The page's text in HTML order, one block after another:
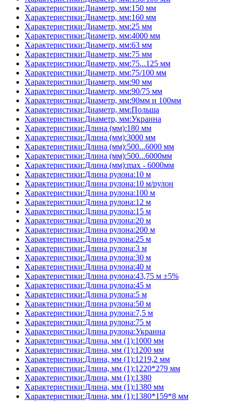
Характеристики:Диаметр, мм:150 мм
Характеристики:Диаметр, мм:160 мм
Характеристики:Диаметр, мм:25 мм
Характеристики:Диаметр, мм:4000 мм
Характеристики:Диаметр, мм:63 мм
Характеристики:Диаметр, мм:75 мм
Характеристики:Диаметр, мм:75...125 мм
Характеристики:Диаметр, мм:75/100 мм
Характеристики:Диаметр, мм:90 мм
Характеристики:Диаметр, мм:90/75 мм
Характеристики:Диаметр, мм:90мм и 100мм
Характеристики:Диаметр, мм:Польша
Характеристики:Диаметр, мм:Украина
Характеристики:Длина (мм):180 мм
Характеристики:Длина (мм):3000 мм
Характеристики:Длина (мм):500...6000 мм
Характеристики:Длина (мм):500...6000мм
Характеристики:Длина (мм):max - 6000мм
Характеристики:Длина рулона:10 м
Характеристики:Длина рулона:10 м/рулон
Характеристики:Длина рулона:100 м
Характеристики:Длина рулона:12 м
Характеристики:Длина рулона:15 м
Характеристики:Длина рулона:20 м
Характеристики:Длина рулона:200 м
Характеристики:Длина рулона:25 м
Характеристики:Длина рулона:3 м
Характеристики:Длина рулона:30 м
Характеристики:Длина рулона:40 м
Характеристики:Длина рулона:43,75 м ±5%
Характеристики:Длина рулона:45 м
Характеристики:Длина рулона:5 м
Характеристики:Длина рулона:50 м
Характеристики:Длина рулона:7,5 м
Характеристики:Длина рулона:75 м
Характеристики:Длина рулона:Украина
Характеристики:Длина, мм (1):1000 мм
Характеристики:Длина, мм (1):1200 мм
Характеристики:Длина, мм (1):1219,2 мм
Характеристики:Длина, мм (1):1220*279 мм
Характеристики:Длина, мм (1):1380
Характеристики:Длина, мм (1):1380 мм
Характеристики:Длина, мм (1):1380*159*8 мм